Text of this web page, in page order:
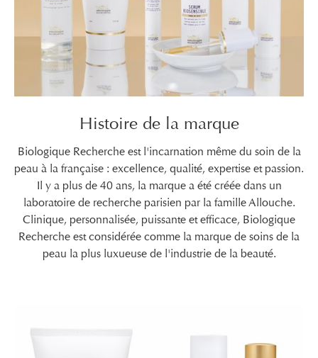
Histoire de la marque
Biologique Recherche est l'incarnation même du soin de la
peau à la française : excellence, qualité, expertise et passion.
Il y a plus de 40 ans, la marque a été créée dans un
laboratoire de recherche parisien par la famille Allouche.
Clinique, personnalisée, puissante et efficace, Biologique
Recherche est considérée comme la marque de soins de la
peau la plus luxueuse de l'industrie de la beauté.